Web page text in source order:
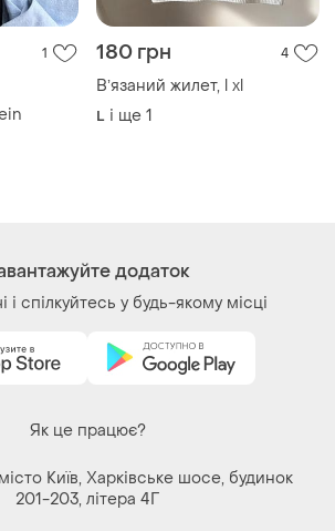
1 180 грн 4
Вʼязаний жилет, l xl
L і ще 1
додаток
і спілкуйтесь у будь-якому місці
Як це працює?
Київ, Харківське шосе, будинок
201-203, літера 4Г